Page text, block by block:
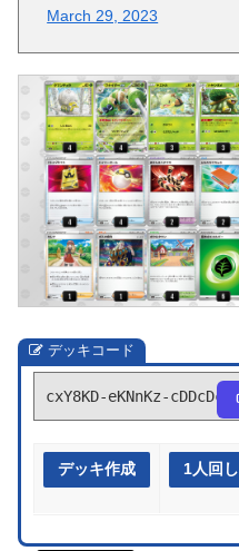
March 29, 2023
デッキコード
cxY8KD-eKNnKz-cDDcDc
デッキ作成 1人回し